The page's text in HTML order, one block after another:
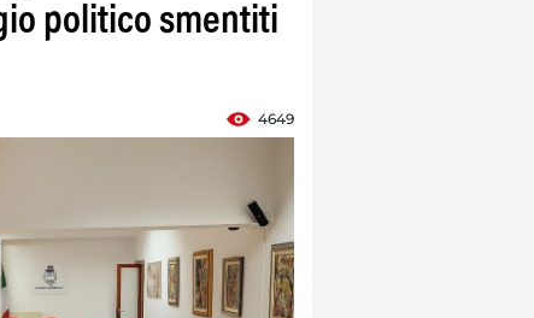
politico smentiti
4649